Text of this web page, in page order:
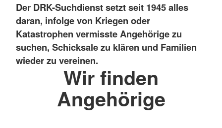
Der DRK-Suchdienst setzt seit 1945 alles
daran, infolge von Kriegen oder
Katastrophen vermisste Angehörige zu
suchen, Schicksale zu klären und Familien
wieder zu vereinen.
Wir finden
Angehörige